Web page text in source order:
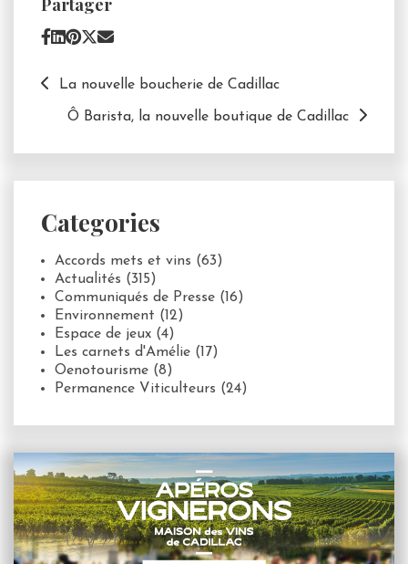
Partager
La nouvelle boucherie de Cadillac
Ô Barista, la nouvelle boutique de Cadillac
Categories
Accords mets et vins (63)
Actualités (315)
Communiqués de Presse (16)
Environnement (12)
Espace de jeux (4)
Les carnets d'Amélie (17)
Oenotourisme (8)
Permanence Viticulteurs (24)